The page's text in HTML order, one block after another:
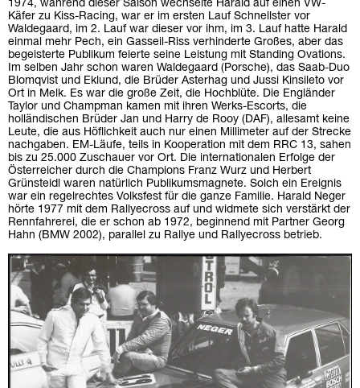
1974, während dieser Saison wechselte Harald auf einen VW-
Käfer zu Kiss-Racing, war er im ersten Lauf Schnellster vor
Waldegaard, im 2. Lauf war dieser vor ihm, im 3. Lauf hatte Harald
einmal mehr Pech, ein Gasseil-Riss verhinderte Großes, aber das
begeisterte Publikum feierte seine Leistung mit Standing Ovations.
Im selben Jahr schon waren Waldegaard (Porsche), das Saab-Duo
Blomqvist und Eklund, die Brüder Asterhag und Jussi Kinsileto vor
Ort in Melk. Es war die große Zeit, die Hochblüte. Die Engländer
Taylor und Champman kamen mit ihren Werks-Escorts, die
holländischen Brüder Jan und Harry de Rooy (DAF), allesamt keine
Leute, die aus Höflichkeit auch nur einen Millimeter auf der Strecke
nachgaben. EM-Läufe, teils in Kooperation mit dem RRC 13, sahen
bis zu 25.000 Zuschauer vor Ort. Die internationalen Erfolge der
Österreicher durch die Champions Franz Wurz und Herbert
Grünsteidl waren natürlich Publikumsmagnete. Solch ein Ereignis
war ein regelrechtes Volksfest für die ganze Familie. Harald Neger
hörte 1977 mit dem Rallyecross auf und widmete sich verstärkt der
Rennfahrerei, die er schon ab 1972, beginnend mit Partner Georg
Hahn (BMW 2002), parallel zu Rallye und Rallyecross betrieb.